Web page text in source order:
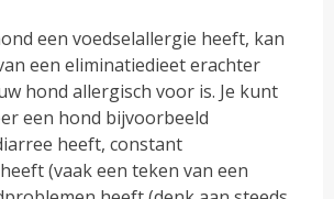
een voedselallergie heeft, kan
een eliminatiedieet erachter
hond allergisch voor is. Je kunt
een hond bijvoorbeeld
heeft, constant
(vaak een teken van een